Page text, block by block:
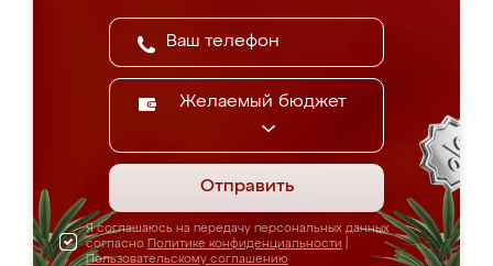
Желаемый бюджет
Отправить
Я соглашаюсь на передачу персональных данных
согласно Политике конфиденциальности
Пользовательскому соглашению